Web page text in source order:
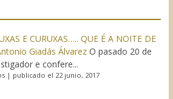
E CURUXAS….. QUE É A NOITE DE
Giadás Álvarez O pasado 20 de
e confere...
| publicado el 22 junio, 2017